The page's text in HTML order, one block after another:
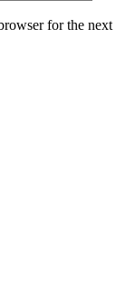
for the next